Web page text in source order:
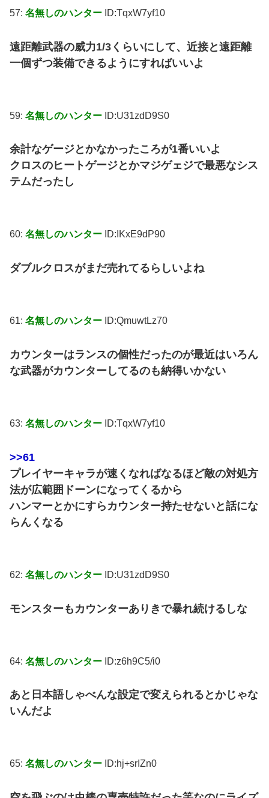
57: 名無しのハンター ID:TqxW7yf10
遠距離武器の威力1/3くらいにして、近接と遠距離
一個ずつ装備できるようにすればいいよ
59: 名無しのハンター ID:U31zdD9S0
余計なゲージとかなかったころが1番いいよ
クロスのヒートゲージとかマジゲェジで最悪なシス
テムだったし
60: 名無しのハンター ID:IKxE9dP90
ダブルクロスがまだ売れてるらしいよね
61: 名無しのハンター ID:QmuwtLz70
カウンターはランスの個性だったのが最近はいろん
な武器がカウンターしてるのも納得いかない
63: 名無しのハンター ID:TqxW7yf10
>>61
プレイヤーキャラが速くなればなるほど敵の対処方
法が広範囲ドーンになってくるから
ハンマーとかにすらカウンター持たせないと話にな
らんくなる
62: 名無しのハンター ID:U31zdD9S0
モンスターもカウンターありきで暴れ続けるしな
64: 名無しのハンター ID:z6h9C5/i0
あと日本語しゃべんな設定で変えられるとかじゃな
いんだよ
65: 名無しのハンター ID:hj+srIZn0